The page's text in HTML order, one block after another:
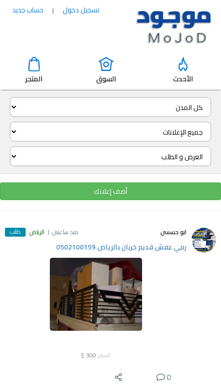
تسجيل دخول | حساب جديد
الأحدث السوق المتجر
أضف إعلانك
ابو حسسن منذ ساعتين الرياض طلب
رمي عفش قديم خربان بالرياض 0502100159
السعر 300
$
0